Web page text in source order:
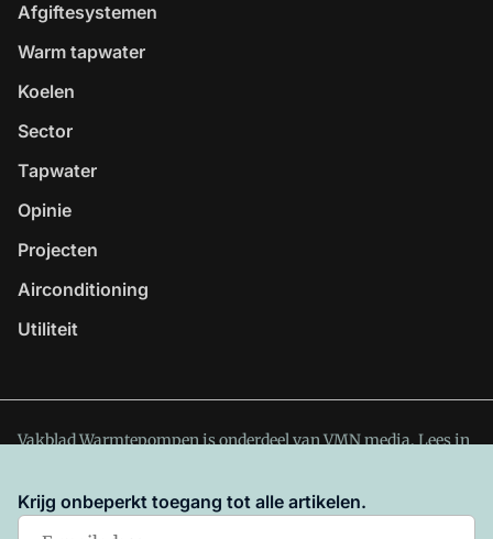
Afgiftesystemen
Warm tapwater
Koelen
Sector
Tapwater
Opinie
Projecten
Airconditioning
Utiliteit
Vakblad Warmtepompen is onderdeel van VMN media. Lees in
deze site zijn de volgende regelingen van toepassing:
Algemene VoorwaardenenPrivacy en Cookie beleid|Privacy
Krijg onbeperkt toegang tot alle artikelen.